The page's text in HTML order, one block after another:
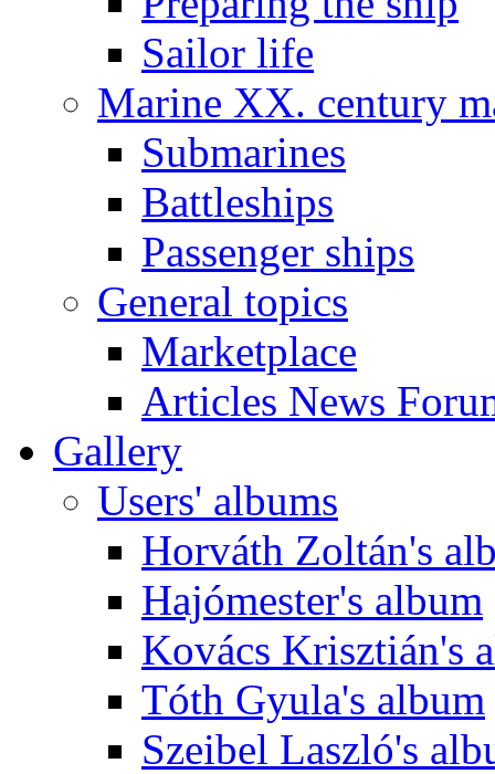
Sailor life
Marine XX. century
Submarines
Battleships
Passenger ships
General topics
Marketplace
Articles News
Gallery
Users' albums
Horváth Zoltán's
Hajómester's album
Kovács Krisztián's
Tóth Gyula's album
Szeibel Laszló's